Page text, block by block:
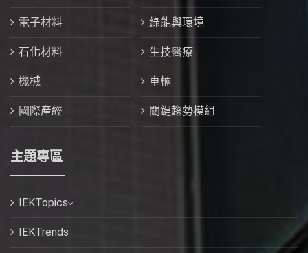
電子材料 綠能與環境
石化材料 生技醫療
機械 車輛
國際產經 關鍵趨勢模組
主題專區
IEKTopics
IEKTrends